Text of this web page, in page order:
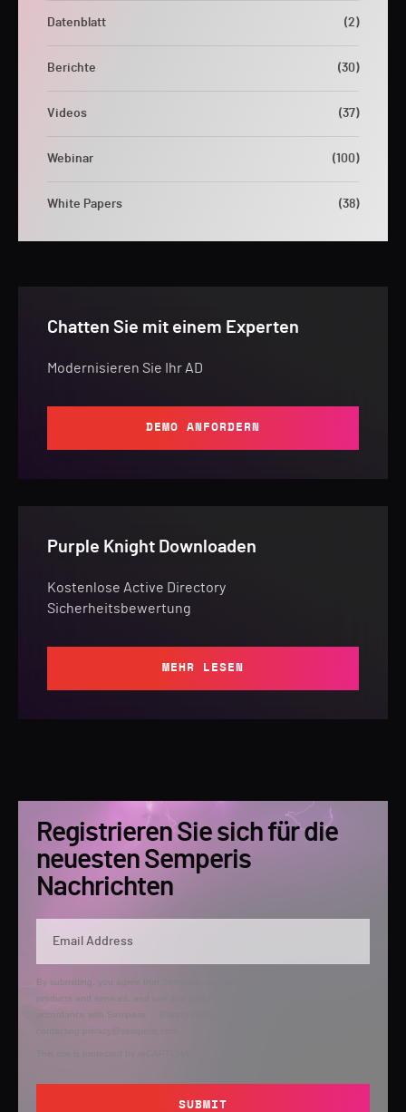
Datenblatt (2)
Berichte (30)
Videos (37)
Webinar (100)
White Papers (38)
Chatten Sie mit einem Experten
Modernisieren Sie Ihr AD
DEMO ANFORDERN
Purple Knight Downloaden
Kostenlose Active Directory
Sicherheitsbewertung
MEHR LESEN
Registrieren Sie sich für die
neuesten Semperis
Nachrichten
By submitting, you agree that Semperis may send you information regarding its
products and services, and use and process your personal information in
accordance with Semperis’
contacting privacy@semperis.com.
SUBMIT